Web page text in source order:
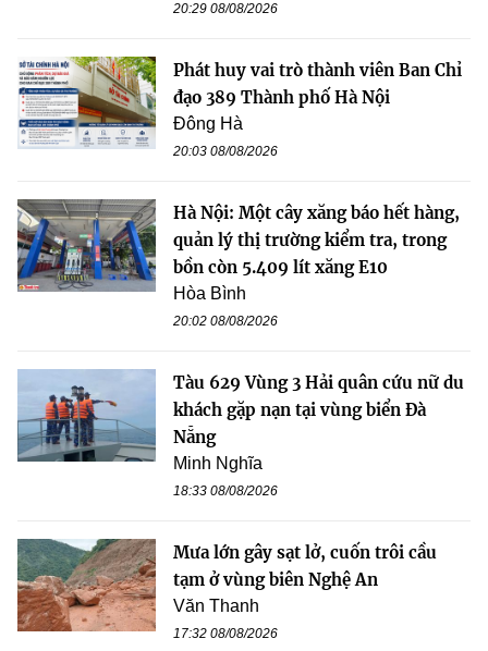
20:29 08/08/2026
Phát huy vai trò thành viên Ban Chỉ
đạo 389 Thành phố Hà Nội
Đông Hà
20:03 08/08/2026
Hà Nội: Một cây xăng báo hết hàng,
quản lý thị trường kiểm tra, trong
bồn còn 5.409 lít xăng E10
Hòa Bình
20:02 08/08/2026
Tàu 629 Vùng 3 Hải quân cứu nữ du
khách gặp nạn tại vùng biển Đà
Nẵng
Minh Nghĩa
18:33 08/08/2026
Mưa lớn gây sạt lở, cuốn trôi cầu
tạm ở vùng biên Nghệ An
Văn Thanh
17:32 08/08/2026